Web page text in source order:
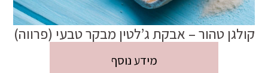
קולגן טהור – אבקת ג’לטין מבקר טבעי (פרווה)
מידע נוסף